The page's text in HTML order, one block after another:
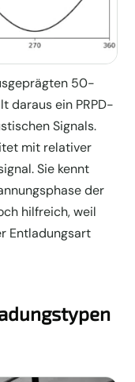
50-
daraus ein PRPD-
Signals.
mit relativer
Sie kennt
der
hilfreich, weil
Entladungsart